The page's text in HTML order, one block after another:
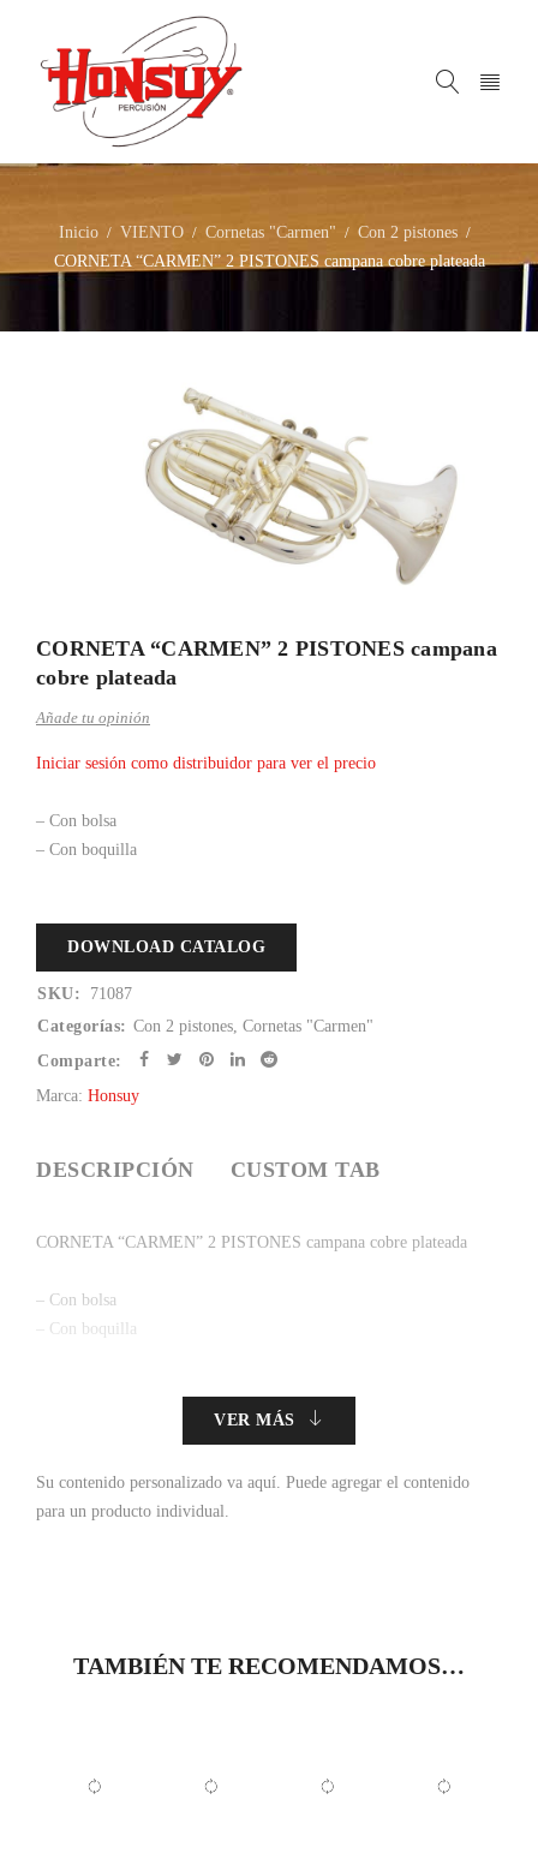
Inicio / VIENTO / Cornetas "Carmen" / Con 2 pistones /
CORNETA “CARMEN” 2 PISTONES campana cobre plateada
CORNETA “CARMEN” 2 PISTONES campana
cobre plateada
Añade tu opinión
Iniciar sesión como distribuidor para ver el precio
– Con bolsa
– Con boquilla
DOWNLOAD CATALOG
SKU:
71087
Categorías: Con 2 pistones, Cornetas "Carmen"
Comparte:
Marca: Honsuy
DESCRIPCIÓN CUSTOM TAB
CORNETA “CARMEN” 2 PISTONES campana cobre plateada
– Con bolsa
– Con boquilla
VER MÁS
Su contenido personalizado va aquí. Puede agregar el contenido
para un producto individual.
TAMBIÉN TE RECOMENDAMOS…